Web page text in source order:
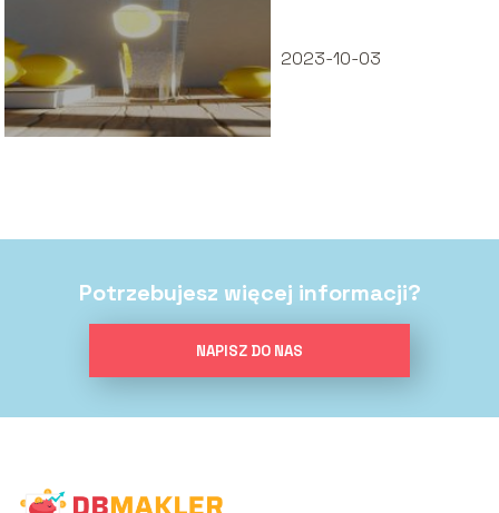
2023-10-03
Potrzebujesz więcej informacji?
NAPISZ DO NAS